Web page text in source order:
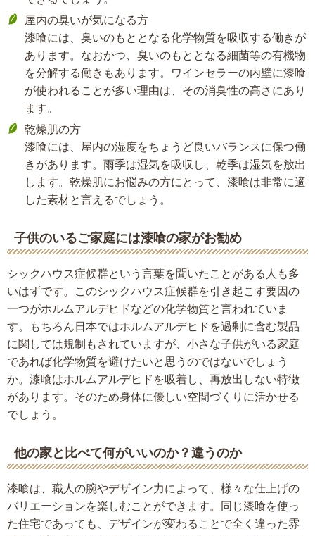
屋内の臭いが気になる方
漆喰には、臭いのもととなる化学物質を吸収する働きが
あります。なおかつ、臭いのもととなる細菌等の有機物
を分解する働きもあります。ワインセラーの内壁に漆喰
が使われることが多い理由は、その消臭性の高さにあり
ます。
乾燥肌の方
漆喰には、屋内の湿度をちょうど良いバランスに保つ働
きがあります。雨季は湿気を吸収し、乾季は湿気を放出
します。乾燥肌にお悩みの方にとって、漆喰は非常に適
した素材と言えるでしょう。
子供のいるご家庭には漆喰の家がお勧め
シックハウス症候群という言葉を聞いたことがある人も多
いはずです。このシックハウス症候群を引き起こす要因の
一つがホルムアルデヒドなどの化学物質と言われていま
す。もちろん日本ではホルムアルデヒドを過剰に含む製品
に関しては規制もされていますが、小さな子供がいる家庭
であれば化学物質を避けたいと思うのではないでしょう
か。漆喰はホルムアルデヒドを吸着し、再放出しない特徴
があります。そのため身体に優しい空間づくりに活かせる
でしょう。
他の家と比べて何がいいのか？違うのか
漆喰は、職人の腕やデザイン力によって、様々な仕上げの
バリエーションを楽しむことができます。同じ漆喰を使っ
た住宅であっても、デザインが変わることで全く違った雰